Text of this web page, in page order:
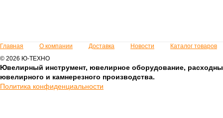
Главная О компании Доставка Новости
Каталог товаров
© 2026 Ю-ТЕХНО
Ювелирный инструмент, ювелирное оборудование,
ювелирного и камнерезного производства.
Политика конфиденциальности